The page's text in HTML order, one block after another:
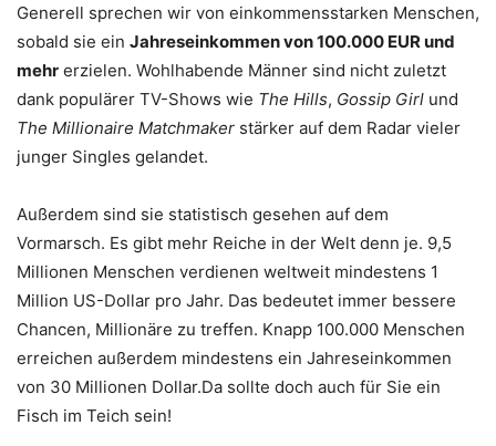
Generell sprechen wir von einkommensstarken Menschen,
sobald sie ein Jahreseinkommen von 100.000 EUR und
mehr erzielen. Wohlhabende Männer sind nicht zuletzt
dank populärer TV-Shows wie The Hills, Gossip Girl und
The Millionaire Matchmaker stärker auf dem Radar vieler
junger Singles gelandet.
Außerdem sind sie statistisch gesehen auf dem
Vormarsch. Es gibt mehr Reiche in der Welt denn je. 9,5
Millionen Menschen verdienen weltweit mindestens 1
Million US-Dollar pro Jahr. Das bedeutet immer bessere
Chancen, Millionäre zu treffen. Knapp 100.000 Menschen
erreichen außerdem mindestens ein Jahreseinkommen
von 30 Millionen Dollar.Da sollte doch auch für Sie ein
Fisch im Teich sein!